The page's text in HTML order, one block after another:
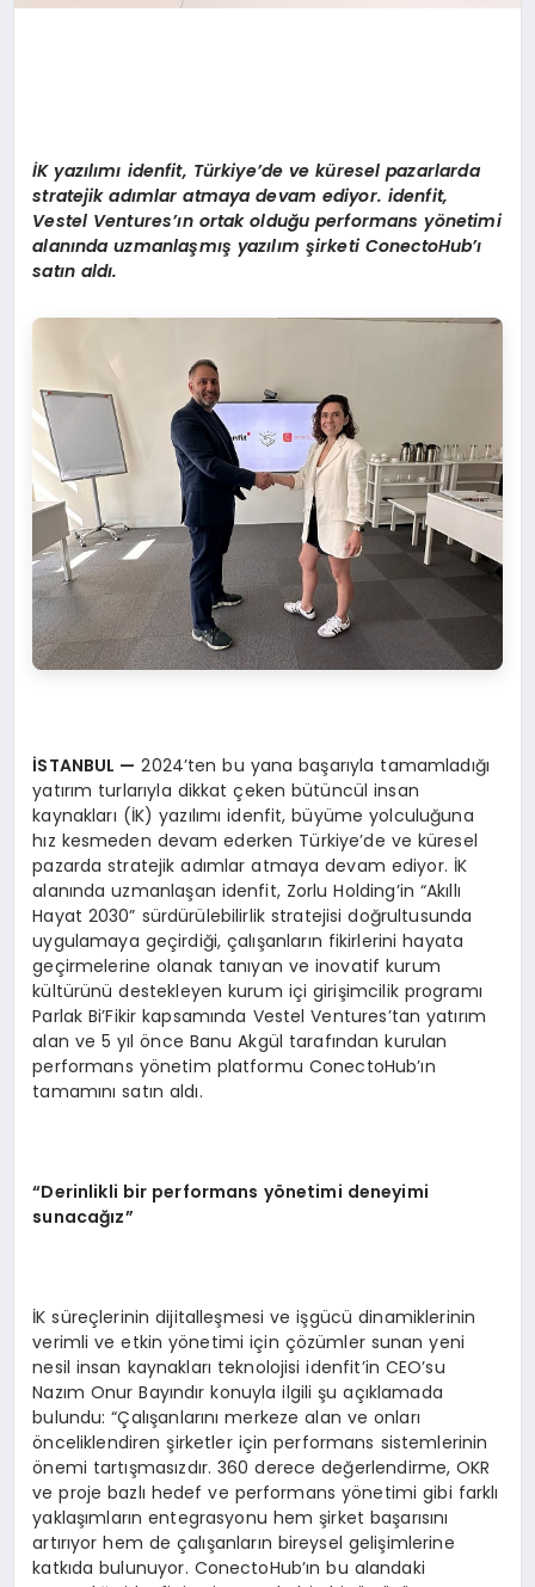
İK yazılımı idenfit, Türkiye’de ve küresel pazarlarda
stratejik adımlar atmaya devam ediyor. idenfit,
Vestel Ventures’ın ortak olduğu performans yönetimi
alanında uzmanlaşmış yazılım şirketi ConectoHub’ı
satın aldı.
İSTANBUL — 2024’ten bu yana başarıyla tamamladığı
yatırım turlarıyla dikkat çeken bütüncül insan
kaynakları (İK) yazılımı idenfit, büyüme yolculuğuna
hız kesmeden devam ederken Türkiye’de ve küresel
pazarda stratejik adımlar atmaya devam ediyor. İK
alanında uzmanlaşan idenfit, Zorlu Holding’in “Akıllı
Hayat 2030” sürdürülebilirlik stratejisi doğrultusunda
uygulamaya geçirdiği, çalışanların fikirlerini hayata
geçirmelerine olanak tanıyan ve inovatif kurum
kültürünü destekleyen kurum içi girişimcilik programı
Parlak Bi’Fikir kapsamında Vestel Ventures’tan yatırım
alan ve 5 yıl önce Banu Akgül tarafından kurulan
performans yönetim platformu ConectoHub’ın
tamamını satın aldı.
“Derinlikli bir performans yönetimi deneyimi
sunacağız”
İK süreçlerinin dijitalleşmesi ve işgücü dinamiklerinin
verimli ve etkin yönetimi için çözümler sunan yeni
nesil insan kaynakları teknolojisi idenfit’in CEO’su
Nazım Onur Bayındır konuyla ilgili şu açıklamada
bulundu: “Çalışanlarını merkeze alan ve onları
önceliklendiren şirketler için performans sistemlerinin
önemi tartışmasızdır. 360 derece değerlendirme, OKR
ve proje bazlı hedef ve performans yönetimi gibi farklı
yaklaşımların entegrasyonu hem şirket başarısını
artırıyor hem de çalışanların bireysel gelişimlerine
katkıda bulunuyor. ConectoHub’ın bu alandaki